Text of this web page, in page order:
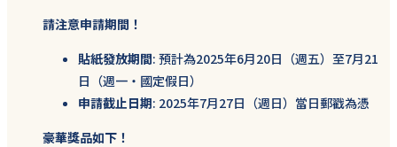
請注意申請期間！
貼紙發放期間: 預計為2025年6月20日（週五）至7月21
日（週一・國定假日）
申請截止日期: 2025年7月27日（週日）當日郵戳為憑
豪華獎品如下！